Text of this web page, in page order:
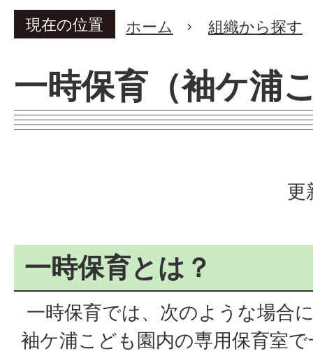
現在の位置 ホーム 組織から探す
一時保育（袖ケ浦
更
一時保育とは？
一時保育では、次のような場合
袖ケ浦こども園内の専用保育室